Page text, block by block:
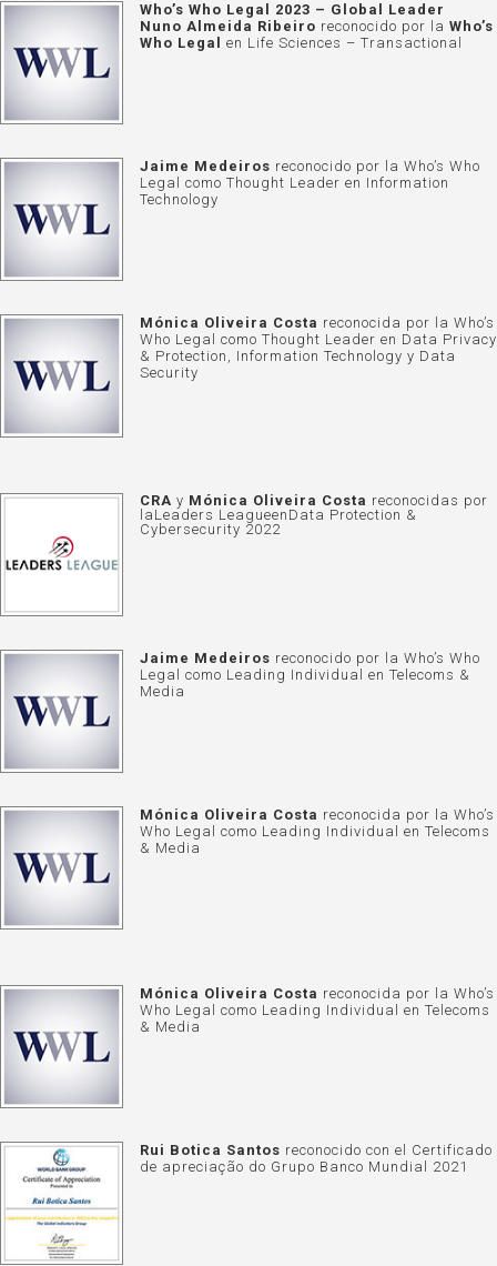
Who’s Who Legal 2023 – Global Leader
Nuno Almeida Ribeiro reconocido por la Who’s
Who Legal
en Life Sciences – Transactional
Jaime Medeiros reconocido por la Who’s Who
Legal como Thought Leader en Information
Technology
Mónica Oliveira Costa reconocida por la Who’s
Who Legal como Thought Leader en Data Privacy
& Protection, Information Technology y Data
Security
CRA y Mónica Oliveira Costa reconocidas por
la Leaders Leagueen Data Protection &
Cybersecurity 2022
Jaime Medeiros reconocido por la Who’s Who
Legal como Leading Individual en Telecoms &
Media
Mónica Oliveira Costa reconocida por la Who’s
Who Legal como Leading Individual en Telecoms
& Media
Mónica Oliveira Costa reconocida por la Who’s
Who Legal como Leading Individual en Telecoms
& Media
Rui Botica Santos reconocido con el Certificado
de apreciação do Grupo Banco Mundial 2021